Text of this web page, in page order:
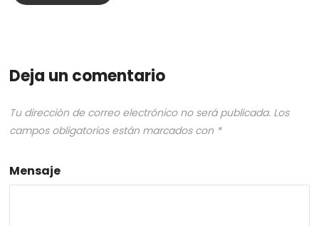
Deja un comentario
Tu dirección de correo electrónico no será publicada. Los
campos obligatorios están marcados con *
Mensaje